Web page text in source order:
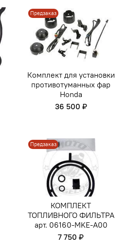
Предзаказ
Комплект для установки
противотуманных фар
Honda
36 500 ₽
Предзаказ
КОМПЛЕКТ
ТОПЛИВНОГО ФИЛЬТРА
арт. 06160-MKE-A00
7 750 ₽